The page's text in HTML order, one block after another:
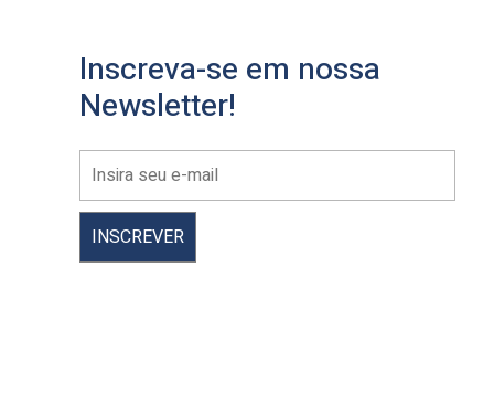
Inscreva-se em nossa
Newsletter!